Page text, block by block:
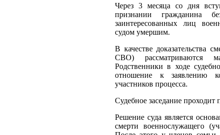
Через 3 месяца со дня
признании гражданина
заинтересованных лиц
судом умершим.
В качестве доказательства
СВО) рассматриваются
Родственники в ходе
отношение к заявлению
участников процесса.
Судебное заседание проходит
Решение суда является
смерти военнослужащего